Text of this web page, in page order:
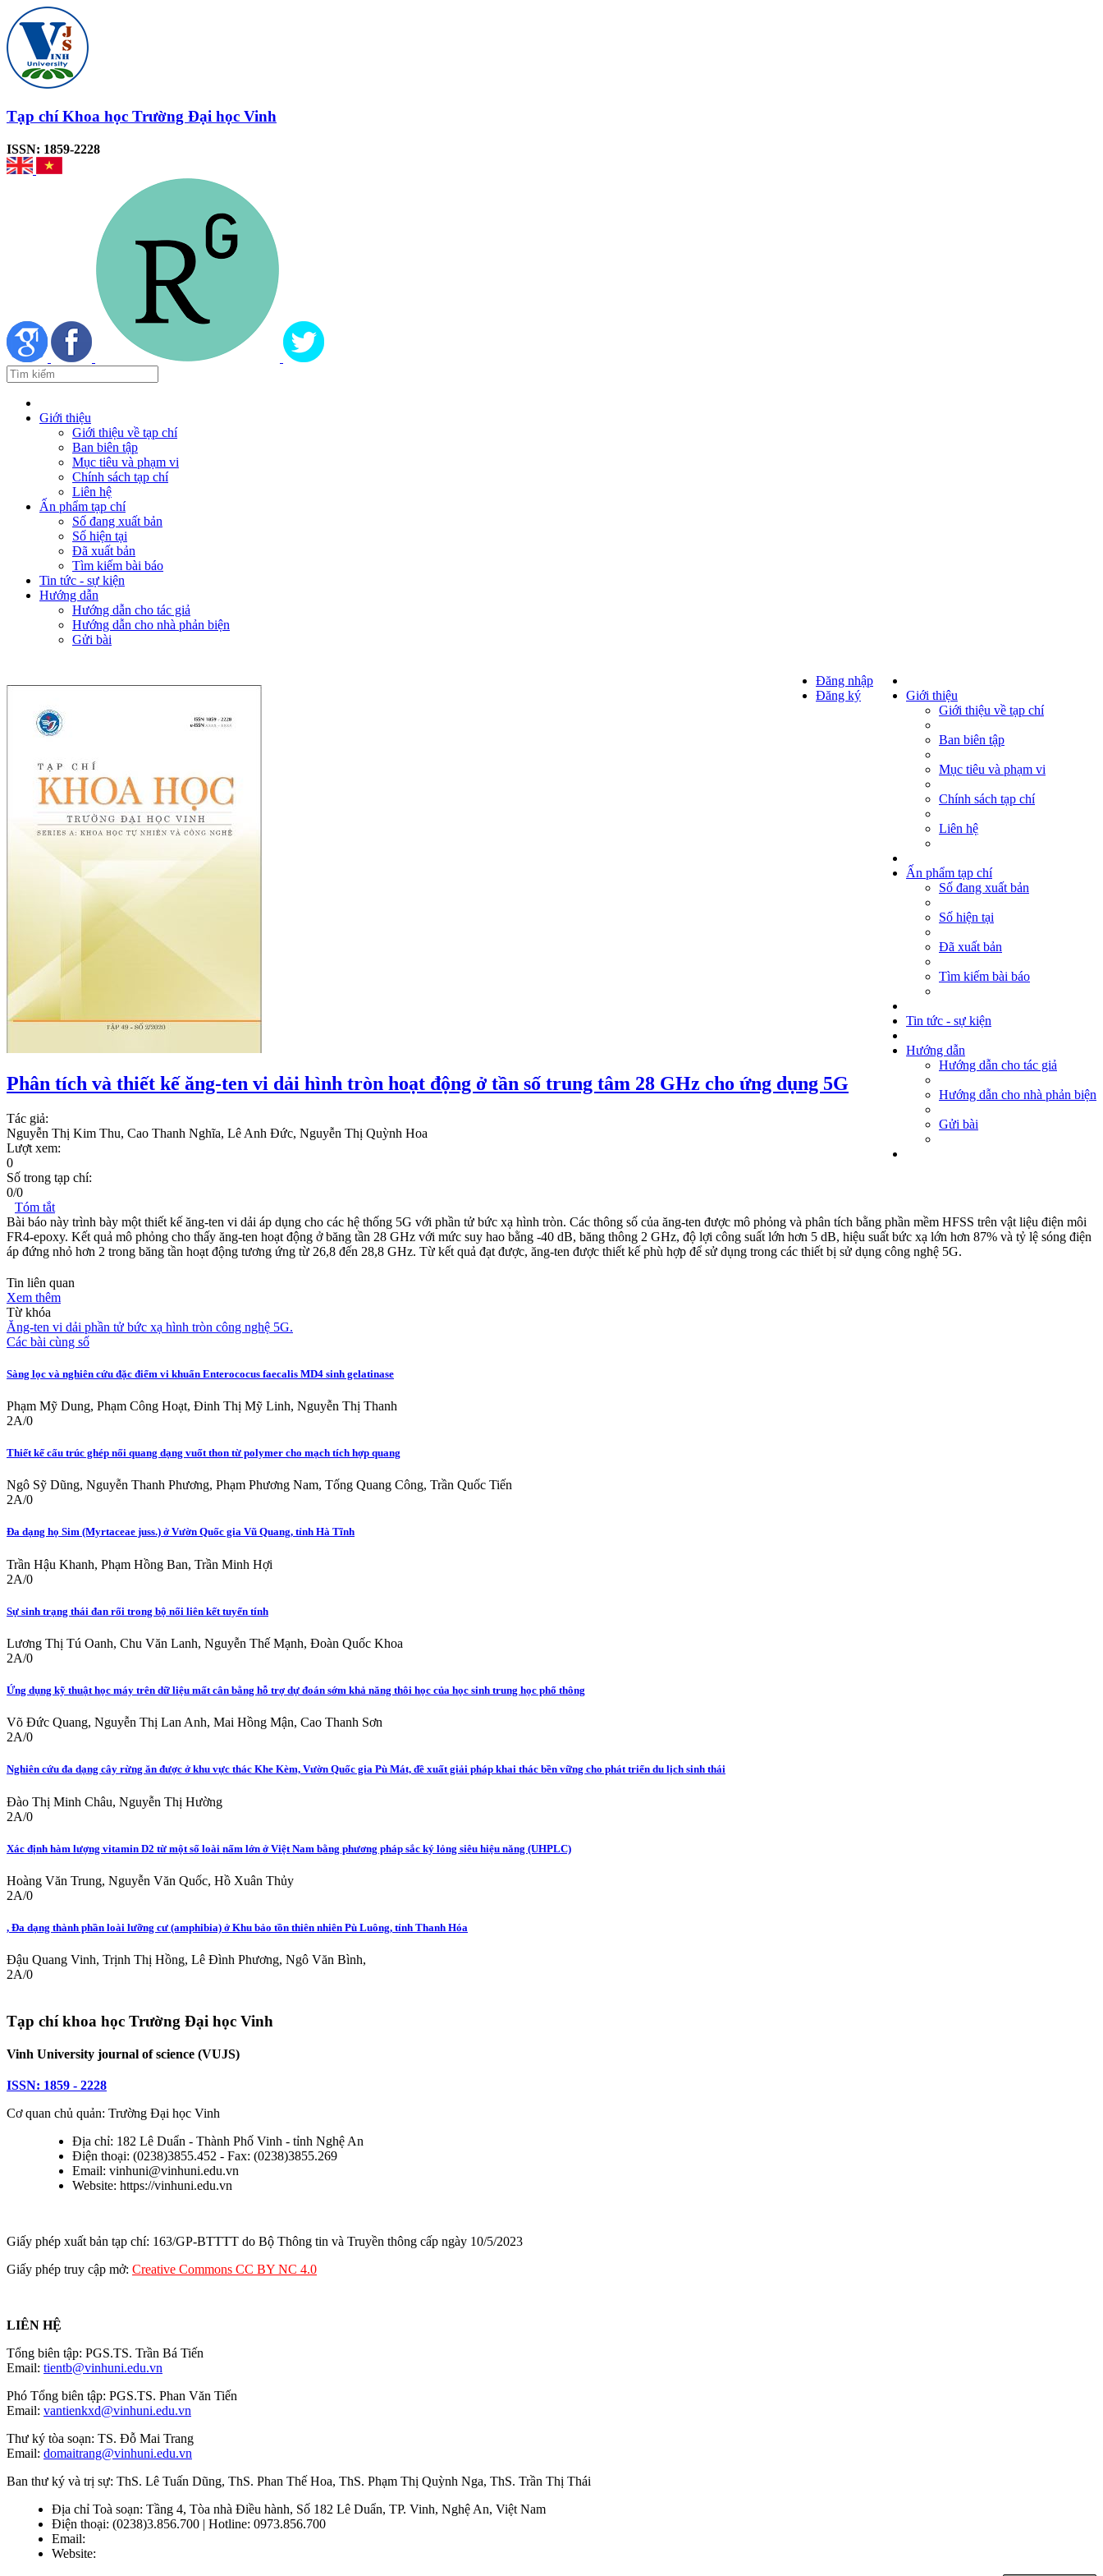
Tạp chí Khoa học Trường Đại học Vinh
ISSN: 1859-2228
Giới thiệu
Giới thiệu về tạp chí
Ban biên tập
Mục tiêu và phạm vi
Chính sách tạp chí
Liên hệ
Ấn phẩm tạp chí
Số đang xuất bản
Số hiện tại
Đã xuất bản
Tìm kiếm bài báo
Tin tức - sự kiện
Hướng dẫn
Hướng dẫn cho tác giả
Hướng dẫn cho nhà phản biện
Gửi bài
Giới thiệu
Giới thiệu về tạp chí
Ban biên tập
Mục tiêu và phạm vi
Chính sách tạp chí
Liên hệ
Ấn phẩm tạp chí
Số đang xuất bản
Số hiện tại
Đã xuất bản
Tìm kiếm bài báo
Tin tức - sự kiện
Hướng dẫn
Hướng dẫn cho tác giả
Hướng dẫn cho nhà phản biện
Gửi bài
Đăng nhập
Đăng ký
Phân tích và thiết kế ăng-ten vi dải hình tròn hoạt động ở tần số trung tâm 28 GHz cho ứng dụng 5G
Tác giả:
Nguyễn Thị Kim Thu, Cao Thanh Nghĩa, Lê Anh Đức, Nguyễn Thị Quỳnh Hoa
Lượt xem:
0
Số trong tạp chí:
0/0
Tóm tắt
Bài báo này trình bày một thiết kế ăng-ten vi dải áp dụng cho các hệ thống 5G với phần tử bức xạ hình tròn. Các thông số của ăng-ten được mô phỏng và phân tích bằng phần mềm HFSS trên vật liệu điện môi
FR4-epoxy. Kết quả mô phỏng cho thấy ăng-ten hoạt động ở băng tần 28 GHz với mức suy hao bằng -40 dB, băng thông 2 GHz, độ lợi công suất lớn hơn 5 dB, hiệu suất bức xạ lớn hơn 87% và tỷ lệ sóng điện
áp đứng nhỏ hơn 2 trong băng tần hoạt động tương ứng từ 26,8 đến 28,8 GHz. Từ kết quả đạt được, ăng-ten được thiết kế phù hợp để sử dụng trong các thiết bị sử dụng công nghệ 5G.
Tin liên quan
Xem thêm
Từ khóa
Ăng-ten vi dải phần tử bức xạ hình tròn công nghệ 5G.
Các bài cùng số
Sàng lọc và nghiên cứu đặc điểm vi khuẩn Enterococus faecalis MD4 sinh gelatinase
Phạm Mỹ Dung, Phạm Công Hoạt, Đinh Thị Mỹ Linh, Nguyễn Thị Thanh
2A/0
Thiết kế cấu trúc ghép nối quang dạng vuốt thon từ polymer cho mạch tích hợp quang
Ngô Sỹ Dũng, Nguyễn Thanh Phương, Phạm Phương Nam, Tống Quang Công, Trần Quốc Tiến
2A/0
Đa dạng họ Sim (Myrtaceae juss.) ở Vườn Quốc gia Vũ Quang, tỉnh Hà Tĩnh
Trần Hậu Khanh, Phạm Hồng Ban, Trần Minh Hợi
2A/0
Sự sinh trạng thái đan rối trong bộ nối liên kết tuyến tính
Lương Thị Tú Oanh, Chu Văn Lanh, Nguyễn Thế Mạnh, Đoàn Quốc Khoa
2A/0
Ứng dụng kỹ thuật học máy trên dữ liệu mất cân bằng hỗ trợ dự đoán sớm khả năng thôi học của học sinh trung học phổ thông
Võ Đức Quang, Nguyễn Thị Lan Anh, Mai Hồng Mận, Cao Thanh Sơn
2A/0
Nghiên cứu đa dạng cây rừng ăn được ở khu vực thác Khe Kèm, Vườn Quốc gia Pù Mát, đề xuất giải pháp khai thác bền vững cho phát triển du lịch sinh thái
Đào Thị Minh Châu, Nguyễn Thị Hường
2A/0
Xác định hàm lượng vitamin D2 từ một số loài nấm lớn ở Việt Nam bằng phương pháp sắc ký lỏng siêu hiệu năng (UHPLC)
Hoàng Văn Trung, Nguyễn Văn Quốc, Hồ Xuân Thủy
2A/0
, Đa dạng thành phần loài lưỡng cư (amphibia) ở Khu bảo tồn thiên nhiên Pù Luông, tỉnh Thanh Hóa
Đậu Quang Vinh, Trịnh Thị Hồng, Lê Đình Phương, Ngô Văn Bình,
2A/0
Tạp chí khoa học Trường Đại học Vinh
Vinh University journal of science (VUJS)
ISSN: 1859 - 2228
Cơ quan chủ quản: Trường Đại học Vinh
Địa chỉ: 182 Lê Duẩn - Thành Phố Vinh - tỉnh Nghệ An
Điện thoại: (0238)3855.452 - Fax: (0238)3855.269
Email: vinhuni@vinhuni.edu.vn
Website: https://vinhuni.edu.vn
Giấy phép xuất bản tạp chí: 163/GP-BTTTT do Bộ Thông tin và Truyền thông cấp ngày 10/5/2023
Giấy phép truy cập mở: Creative Commons CC BY NC 4.0
LIÊN HỆ
Tổng biên tập: PGS.TS. Trần Bá Tiến
Email: tientb@vinhuni.edu.vn
Phó Tổng biên tập: PGS.TS. Phan Văn Tiến
Email: vantienkxd@vinhuni.edu.vn
Thư ký tòa soạn: TS. Đỗ Mai Trang
Email: domaitrang@vinhuni.edu.vn
Ban thư ký và trị sự: ThS. Lê Tuấn Dũng, ThS. Phan Thế Hoa, ThS. Phạm Thị Quỳnh Nga, ThS. Trần Thị Thái
Địa chỉ Toà soạn: Tầng 4, Tòa nhà Điều hành, Số 182 Lê Duẩn, TP. Vinh, Nghệ An, Việt Nam
Điện thoại: (0238)3.856.700 | Hotline: 0973.856.700
Email:
Website: